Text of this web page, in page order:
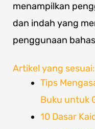
menampilkan
dan indah yang
penggunaan
Artikel yang sesuai:
Tips
Buku untuk
10 Dasar